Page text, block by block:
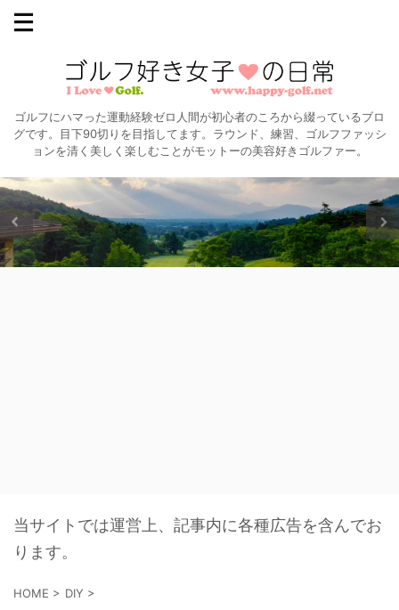
ゴルフにハマった運動経験ゼロ人間が初心者のころから綴っているブロ
グです。目下90切りを目指してます。ラウンド、練習、ゴルフファッシ
ョンを清く美しく楽しむことがモットーの美容好きゴルファー。
当サイトでは運営上、記事内に各種広告を含んでお
ります。
HOME > DIY >